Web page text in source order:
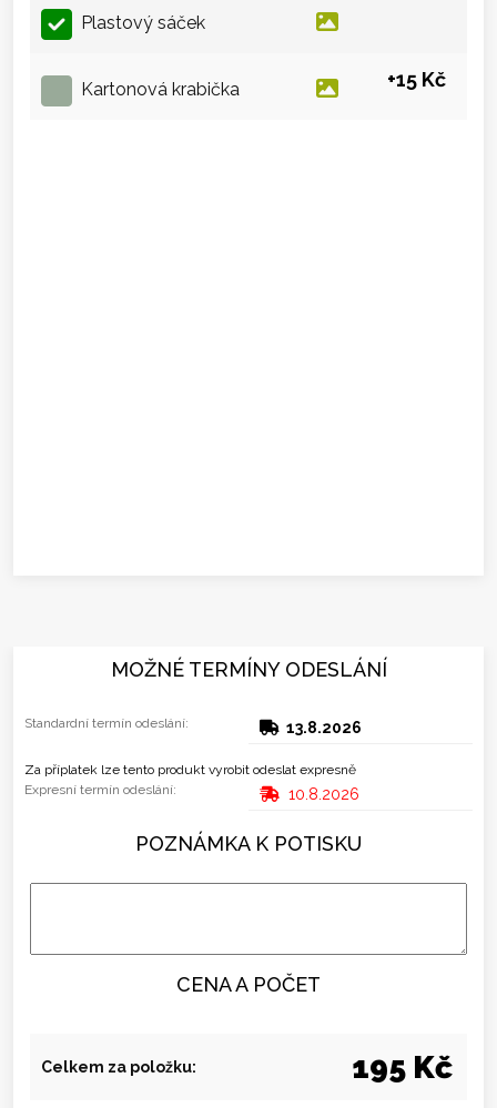
Plastový sáček
Kartonová krabička +15 Kč
MOŽNÉ TERMÍNY ODESLÁNÍ
Standardní termín odeslání: 13.8.2026
Za příplatek lze tento produkt vyrobit odeslat expresně
Expresní termín odeslání:
10.8.2026
POZNÁMKA K POTISKU
CENA A POČET
Celkem za položku: 195 Kč